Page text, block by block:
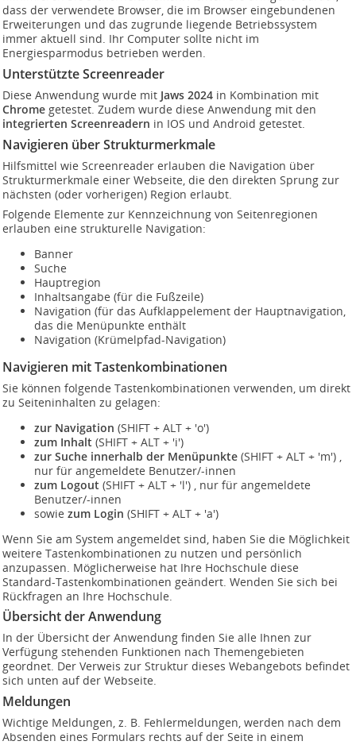
dass der verwendete Browser, die im Browser eingebundenen
Erweiterungen und das zugrunde liegende Betriebssystem
immer aktuell sind. Ihr Computer sollte nicht im
Energiesparmodus betrieben werden.
Unterstützte Screenreader
Diese Anwendung wurde mit Jaws 2024 in Kombination mit
Chrome getestet. Zudem wurde diese Anwendung mit den
integrierten Screenreadern in IOS und Android getestet.
Navigieren über Strukturmerkmale
Hilfsmittel wie Screenreader erlauben die Navigation über
Strukturmerkmale einer Webseite, die den direkten Sprung zur
nächsten (oder vorherigen) Region erlaubt.
Folgende Elemente zur Kennzeichnung von Seitenregionen
erlauben eine strukturelle Navigation:
Banner
Suche
Hauptregion
Inhaltsangabe (für die Fußzeile)
Navigation (für das Aufklappelement der Hauptnavigation,
das die Menüpunkte enthält
Navigation (Krümelpfad-Navigation)
Navigieren mit Tastenkombinationen
Sie können folgende Tastenkombinationen verwenden, um direkt
zu Seiteninhalten zu gelagen:
zur Navigation (SHIFT + ALT + 'o')
zum Inhalt (SHIFT + ALT + 'i')
zur Suche innerhalb der Menüpunkte (SHIFT + ALT + 'm') ,
nur für angemeldete Benutzer/-innen
zum Logout (SHIFT + ALT + 'l') , nur für angemeldete
Benutzer/-innen
sowie zum Login (SHIFT + ALT + 'a')
Wenn Sie am System angemeldet sind, haben Sie die Möglichkeit
weitere Tastenkombinationen zu nutzen und persönlich
anzupassen. Möglicherweise hat Ihre Hochschule diese
Standard-Tastenkombinationen geändert. Wenden Sie sich bei
Rückfragen an Ihre Hochschule.
Übersicht der Anwendung
In der Übersicht der Anwendung finden Sie alle Ihnen zur
Verfügung stehenden Funktionen nach Themengebieten
geordnet. Der Verweis zur Struktur dieses Webangebots befindet
sich unten auf der Webseite.
Meldungen
Wichtige Meldungen, z. B. Fehlermeldungen, werden nach dem
Absenden eines Formulars rechts auf der Seite in einem